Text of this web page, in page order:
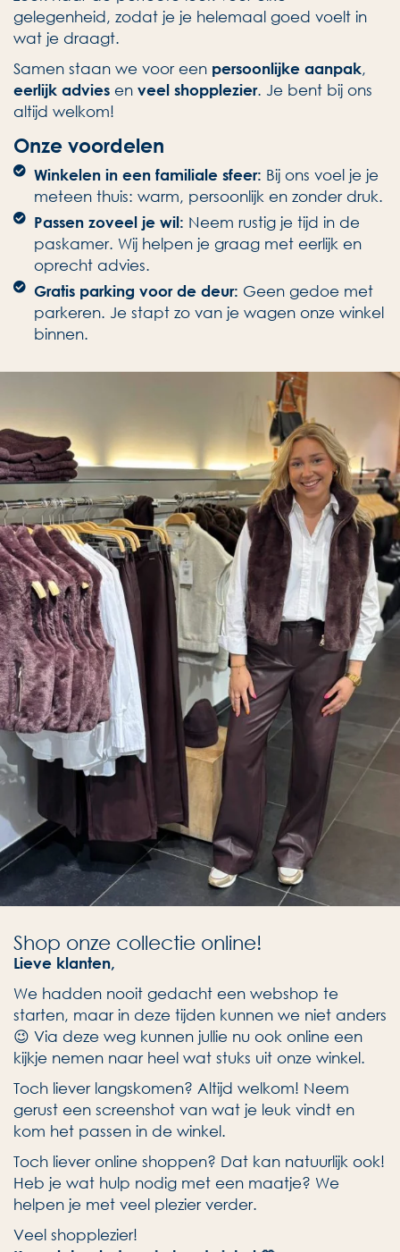
gelegenheid, zodat je je helemaal goed voelt in
wat je draagt.
Samen staan we voor een persoonlijke aanpak,
eerlijk advies en veel shopplezier. Je bent bij ons
altijd welkom!
Onze voordelen
Winkelen in een familiale sfeer: Bij ons voel je je
meteen thuis: warm, persoonlijk en zonder druk.
Passen zoveel je wil: Neem rustig je tijd in de
paskamer. Wij helpen je graag met eerlijk en
oprecht advies.
Gratis parking voor de deur: Geen gedoe met
parkeren. Je stapt zo van je wagen onze winkel
binnen.
Shop onze collectie online!
Lieve klanten,
We hadden nooit gedacht een webshop te
starten, maar in deze tijden kunnen we niet anders
😉 Via deze weg kunnen jullie nu ook online een
kijkje nemen naar heel wat stuks uit onze winkel.
Toch liever langskomen? Altijd welkom! Neem
gerust een screenshot van wat je leuk vindt en
kom het passen in de winkel.
Toch liever online shoppen? Dat kan natuurlijk ook!
Heb je wat hulp nodig met een maatje? We
helpen je met veel plezier verder.
Veel shopplezier!